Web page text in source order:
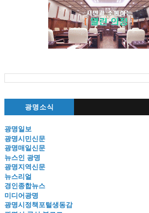
광명소식
광명일보
광명시민신문
광명매일신문
뉴스인 광명
광명지역신문
뉴스리얼
경인종합뉴스
미디어광명
광명시정책포털생동감